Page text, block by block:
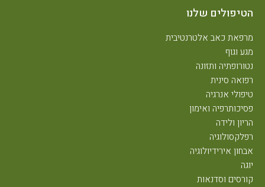
הטיפולים שלנו
מרפאת כאב אלטרנטיבית
מגע וגוף
נטורופתיה ותזונה
רפואה סינית
טיפולי אנרגיה
פסיכותרפיה ואימון
הריון ולידה
רפלקסולוגיה
אבחון אירידיולוגיה
יוגה
קורסים וסדנאות